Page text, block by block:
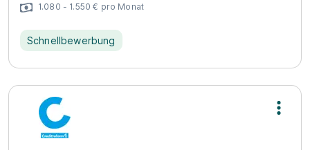
1.080 - 1.550 € pro Monat
Schnellbewerbung